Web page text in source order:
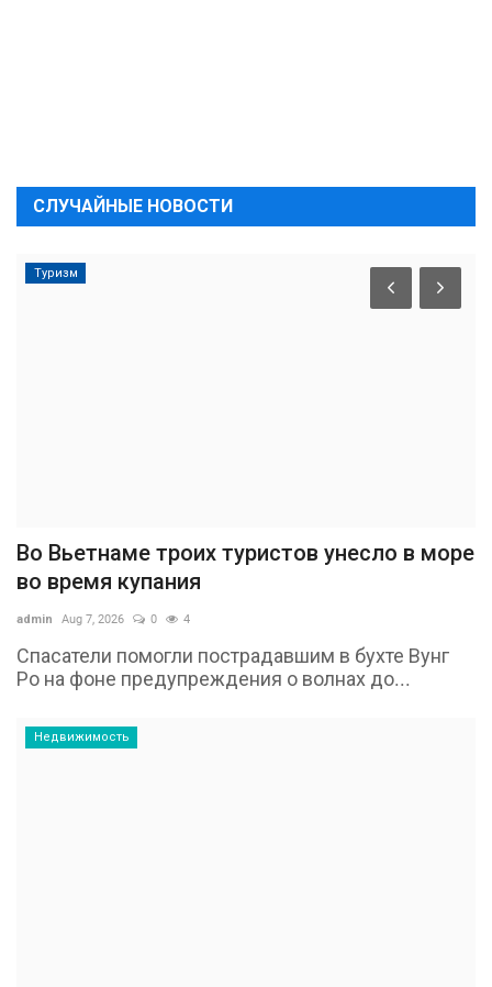
СЛУЧАЙНЫЕ НОВОСТИ
Туризм
Во Вьетнаме троих туристов унесло в море
во время купания
admin Aug 7, 2026 0 4
Спасатели помогли пострадавшим в бухте Вунг
Ро на фоне предупреждения о волнах до...
Недвижимость